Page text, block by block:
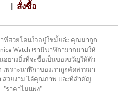
| สั่งซื้อ
ที่สวยโดนใจอยู่ใช่มั้ยล่ะ คุณมาถูก
Watch เรามีนาฬิกามากมายให้
อย่างยิ่งที่จะซื้อเป็นของขวัญให้ตัว
พราะนาฬิกาของเราถูกคัดสรรมา
สวยงาม ได้คุณภาพ และที่สำคัญ
"ราคาไม่แพง"